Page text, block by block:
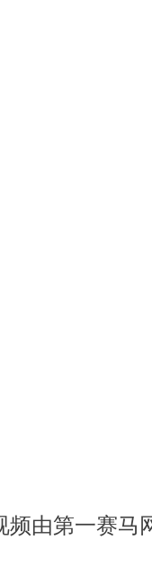
由第一赛马